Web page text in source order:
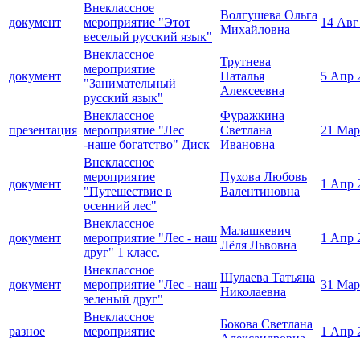
документ
Внеклассное
мероприятие "Этот
веселый русский язык"
Волгушева Ольга
Михайловна
14
документ
Внеклассное
мероприятие
"Занимательный
русский язык"
Трутнева
Наталья
Алексеевна
5 Апр
презентация
Внеклассное
мероприятие "Лес
-наше богатство" Диск
Фуражкина
Светлана
Ивановна
21
документ
Внеклассное
мероприятие
"Путешествие в
осенний лес"
Пухова Любовь
Валентиновна
1 Апр
документ
Внеклассное
мероприятие "Лес - наш
друг" 1 класс.
Малашкевич
Лёля Львовна
1 Апр
документ
Внеклассное
мероприятие "Лес - наш
зеленый друг"
Шулаева Татьяна
Николаевна
31
разное
Внеклассное
мероприятие
Бокова Светлана
1 Апр